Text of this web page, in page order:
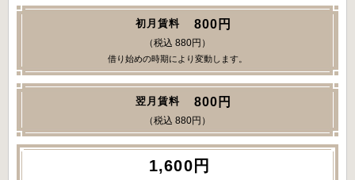
初月賃料 800円
（税込 880円）
借り始めの時期により変動します。
翌月賃料 800円
（税込 880円）
1,600円